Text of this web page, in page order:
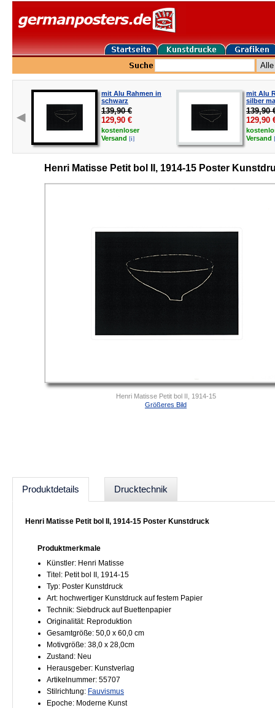
mit Alu Rahmen in
schwarz
139,90 €
129,90 €
kostenloser
Versand [i]
mit Alu
silber
139,90
129,90
Versand
Henri Matisse Petit bol II, 1914-15 Poster
Henri Matisse Petit bol II, 1914-15
Größeres Bild
Produktdetails Drucktechnik
Henri Matisse Petit bol II, 1914-15 Poster Kunstdruck
Produktmerkmale
Künstler: Henri Matisse
Titel: Petit bol II, 1914-15
Typ: Poster Kunstdruck
Art: hochwertiger Kunstdruck auf festem Papier
Technik: Siebdruck auf Buettenpapier
Originalität: Reproduktion
Gesamtgröße: 50,0 x 60,0 cm
Motivgröße: 38,0 x 28,0cm
Zustand: Neu
Herausgeber: Kunstverlag
Artikelnummer: 55707
Stilrichtung: Fauvismus
Epoche: Moderne Kunst